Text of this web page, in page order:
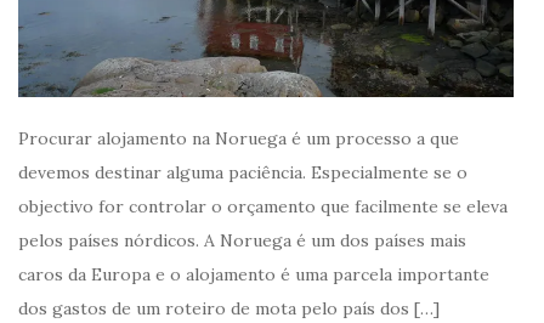
Procurar alojamento na Noruega é um processo a que
devemos destinar alguma paciência. Especialmente se o
objectivo for controlar o orçamento que facilmente se eleva
pelos países nórdicos. A Noruega é um dos países mais
caros da Europa e o alojamento é uma parcela importante
dos gastos de um roteiro de mota pelo país dos […]